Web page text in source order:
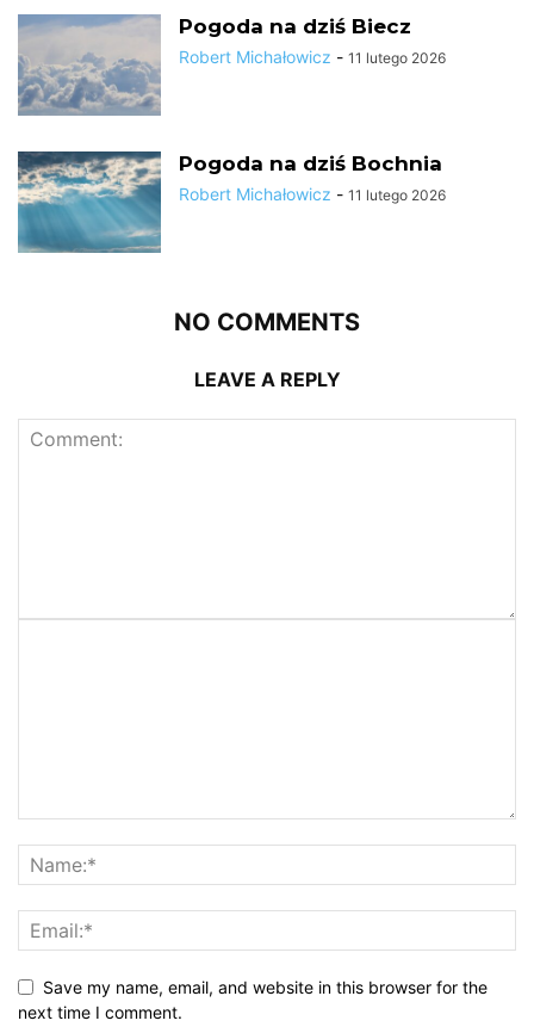
Pogoda na dziś Biecz
Robert Michałowicz - 11 lutego 2026
Pogoda na dziś Bochnia
Robert Michałowicz - 11 lutego 2026
NO COMMENTS
LEAVE A REPLY
Save my name, email, and website in this browser for the
next time I comment.